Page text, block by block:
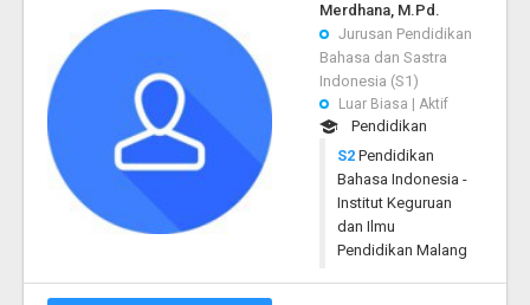
Merdhana, M.Pd.
Jurusan Pendidikan
Bahasa dan Sastra
Indonesia (S1)
Luar Biasa | Aktif
Pendidikan
S2 Pendidikan
Bahasa Indonesia -
Institut Keguruan
dan Ilmu
Pendidikan Malang